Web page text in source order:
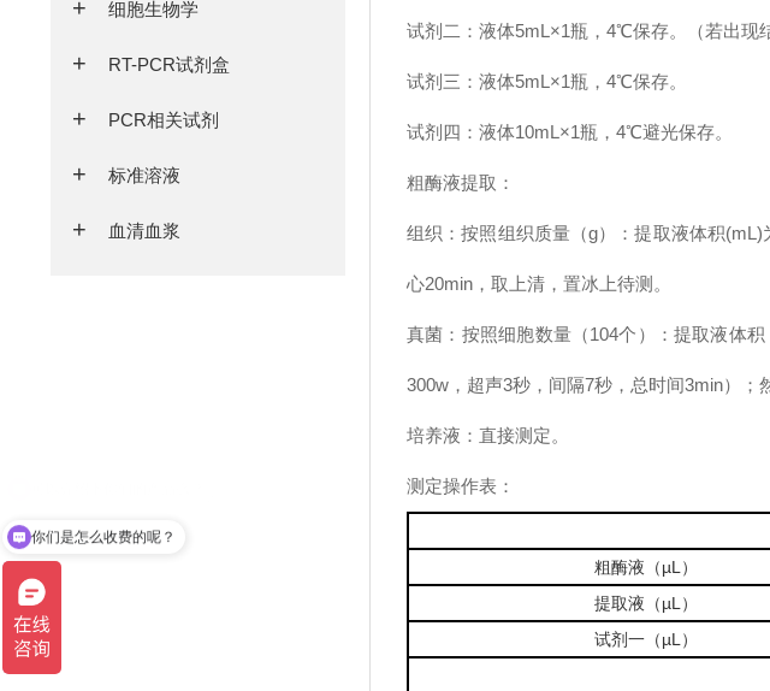
细胞生物学
RT-PCR试剂盒
PCR相关试剂
标准溶液
血清血浆
试剂二：液体5mL×1瓶，4℃保存。（若出现
试剂三：液体5mL×1瓶，4℃保存。
试剂四：液体10mL×1瓶，4℃避光保存。
粗酶液提取：
组织：按照组织质量（g）：提取液体积
心20min，取上清，置冰上待测。
真菌：按照细胞数量（104个）：提取液体
300w，超声3秒，间隔7秒，总时间3min）；
培养液：直接测定。
测定操作表：
粗酶液（µL）
提取液（µL）
试剂一（µL）
你们是怎么收费的呢？